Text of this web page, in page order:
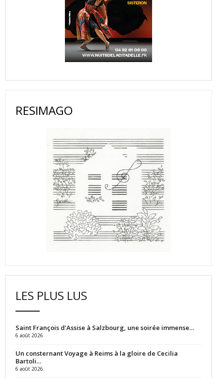
RESIMAGO
LES PLUS LUS
Saint François d’Assise à Salzbourg, une soirée immense…
6 août 2026
Un consternant Voyage à Reims à la gloire de Cecilia
Bartoli…
6 août 2026